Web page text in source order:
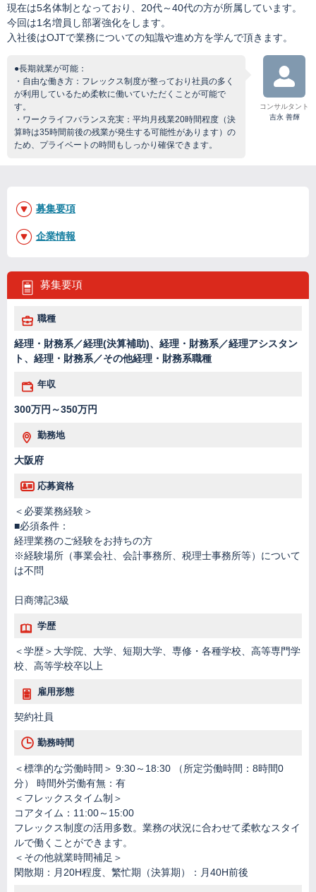
現在は5名体制となっており、20代～40代の方が所属しています。
今回は1名増員し部署強化をします。
入社後はOJTで業務についての知識や進め方を学んで頂きます。
●長期就業が可能：
・自由な働き方：フレックス制度が整っており社員の多く
が利用しているため柔軟に働いていただくことが可能で
す。
・ワークライフバランス充実：平均月残業20時間程度（決
算時は35時間前後の残業が発生する可能性があります）の
ため、プライベートの時間もしっかり確保できます。
コンサルタント
吉永 善輝
募集要項
職種
経理・財務系／経理(決算補助)、経理・財務系／経理アシスタン
ト、経理・財務系／その他経理・財務系職種
年収
300万円～350万円
勤務地
大阪府
応募資格
＜必要業務経験＞
■必須条件：
経理業務のご経験をお持ちの方
※経験場所（事業会社、会計事務所、税理士事務所等）について
は不問
日商簿記3級
学歴
＜学歴＞大学院、大学、短期大学、専修・各種学校、高等専門学
校、高等学校卒以上
雇用形態
契約社員
勤務時間
＜標準的な労働時間＞ 9:30～18:30 （所定労働時間：8時間0
分） 時間外労働有無：有
＜フレックスタイム制＞
コアタイム：11:00～15:00
フレックス制度の活用多数。業務の状況に合わせて柔軟なスタイ
ルで働くことができます。
＜その他就業時間補足＞
閑散期：月20H程度、繁忙期（決算期）：月40H前後
募集要項
企業情報